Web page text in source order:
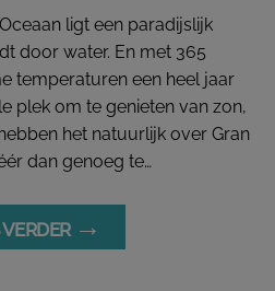
ligt een paradijslijk
door water. En met 365
temperaturen een heel jaar
plek om te genieten van zon,
het natuurlijk over Gran
dan genoeg te…
VERDER →